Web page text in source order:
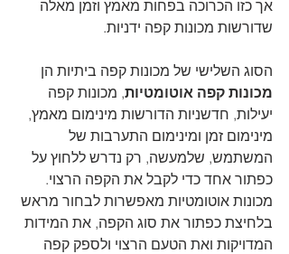
אך כזו הכרוכה בפחות מאמץ וזמן מאלה
שדורשות מכונות קפה ידניות.
הסוג השלישי של מכונות קפה ביתיות הן
מכונות קפה אוטומטיות, מכונות קפה
יעילות, חדשניות הדורשות מינימום מאמץ,
מינימום זמן ומינימום התערבות של
המשתמש, שלמעשה, רק נדרש ללחוץ על
כפתור אחד כדי לקבל את הקפה הרצוי.
מכונות אוטומטיות מאפשרות לבחור מראש
בלחיצת כפתור את סוג הקפה, את המידות
המדויקות ואת הטעם הרצוי ולספק קפה